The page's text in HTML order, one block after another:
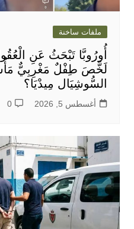
ملفات ساخنة
أُورُوبَّا تَبْحَثُ عَنِ
لَخَّصَ طِفْلٌ مَغْرِبِيٌّ
السُّوشِيَال مِيدْيَا؟
أغسطس 5, 2026 0